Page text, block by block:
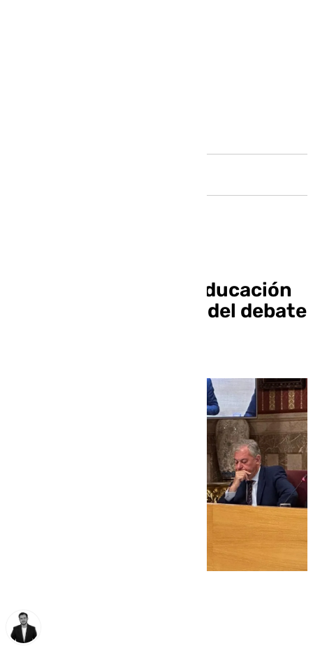
Los cuadernillos de educación
sexual elevan el tono del debate